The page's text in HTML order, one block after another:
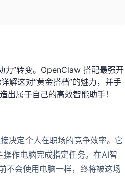
力”转变。OpenClaw 搭配最强开
解这对“黄金搭档”的魅力，并手
属于自己的高效智能助手！
决定个人在职场的竞争效率。它
作电脑完成指定任务。在AI智
不会使用电脑一样，终将被这场